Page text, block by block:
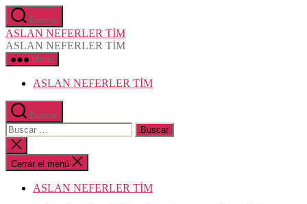
Saltar
al
contenido
Buscar
ASLAN NEFERLER TİM
ASLAN NEFERLER TİM
Menú
ASLAN NEFERLER TİM
Buscar
Buscar:
Cerrar
la
búsqueda
Cerrar el menú
ASLAN NEFERLER TİM